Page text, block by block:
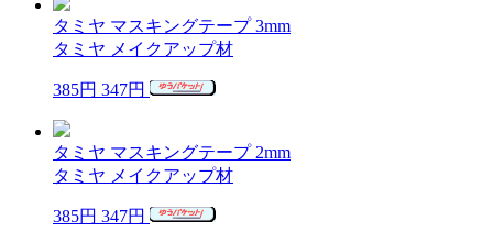
タミヤ マスキングテープ 3mm
タミヤ メイクアップ材
385円 347円
タミヤ マスキングテープ 2mm
タミヤ メイクアップ材
385円 347円